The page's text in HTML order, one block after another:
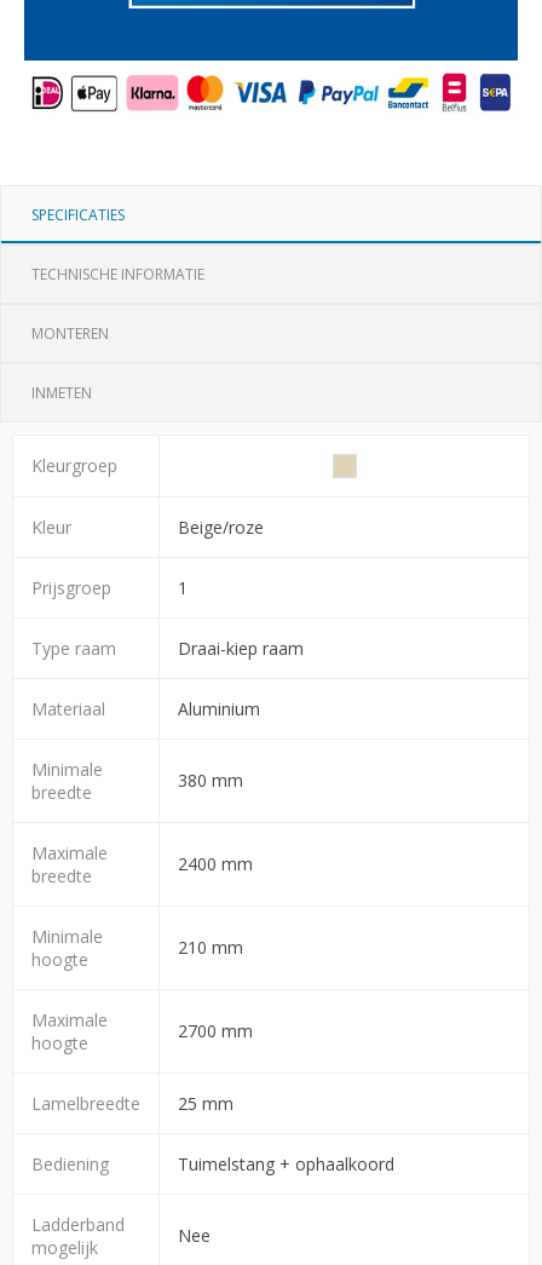
SPECIFICATIES
TECHNISCHE INFORMATIE
MONTEREN
INMETEN
Kleurgroep
Kleur Beige/roze
Prijsgroep 1
Type raam Draai-kiep raam
Materiaal Aluminium
Minimale
breedte
380 mm
Maximale
breedte
2400 mm
Minimale
hoogte
210 mm
Maximale
hoogte
2700 mm
Lamelbreedte 25 mm
Bediening Tuimelstang + ophaalkoord
Ladderband
mogelijk
Nee